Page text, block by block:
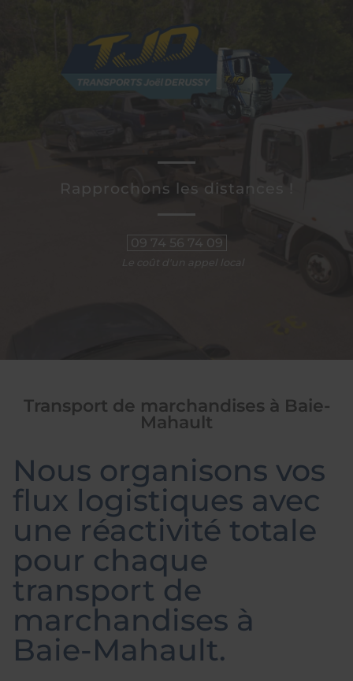
Rapprochons les distances !
09 74 56 74 09
Transport de marchandises à Baie-
Mahault
Nous organisons vos
flux logistiques avec
une réactivité totale
pour chaque
transport de
marchandises à
Baie-Mahault.